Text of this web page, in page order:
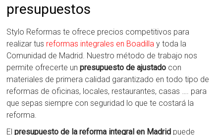
presupuestos
Stylo Reformas te ofrece precios competitivos para
realizar tus reformas integrales en Boadilla y toda la
Comunidad de Madrid. Nuestro método de trabajo nos
permite ofrecerte unpresupuesto de ajustado con
materiales de primera calidad garantizado en todo tipo de
reformas de oficinas, locales, restaurantes, casas …. para
que sepas siempre con seguridad lo que te costará la
reforma.
Elpresupuesto de la reforma integral en Madrid puede